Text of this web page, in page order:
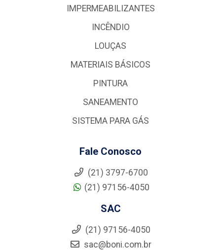
IMPERMEABILIZANTES
INCÊNDIO
LOUÇAS
MATERIAIS BÁSICOS
PINTURA
SANEAMENTO
SISTEMA PARA GÁS
Fale Conosco
(21) 3797-6700
(21) 97156-4050
SAC
(21) 97156-4050
sac@boni.com.br